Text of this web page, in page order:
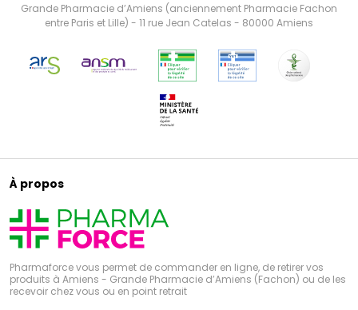
Grande Pharmacie d’Amiens (anciennement Pharmacie Fachon
entre Paris et Lille) - 11 rue Jean Catelas - 80000 Amiens
À propos
Pharmaforce vous permet de commander en ligne, de retirer vos
produits à Amiens - Grande Pharmacie d’Amiens (Fachon) ou de les
recevoir chez vous ou en point retrait